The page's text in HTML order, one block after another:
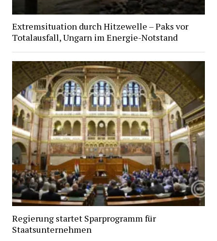
Extremsituation durch Hitzewelle – Paks vor
Totalausfall, Ungarn im Energie-Notstand
Regierung startet Sparprogramm für
Staatsunternehmen